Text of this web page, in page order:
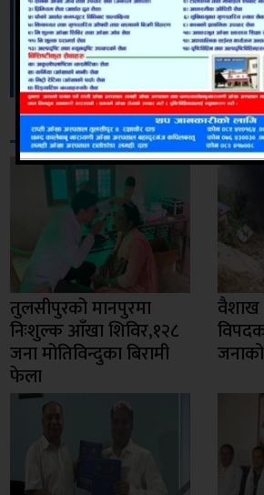
सम्बन्धित
तुलसीपुरको मानपुरमा
निःशुल्क आँखा शिविर,१२८
जना मोतिविन्दुका बिरामी
फेला
वैशाख